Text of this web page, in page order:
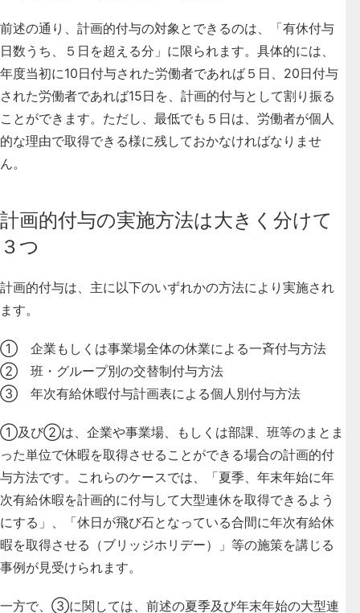
前述の通り、 計画的付与の対象とできるのは、「有休付与
日数うち、５日を超える分」に限られます。具体的には、
年度当初に10日付与された労働者であれば５日、20日付与
された労働者であれば15日を、計画的付与として割り振る
ことができます。ただし、最低でも５日は、労働者が個人
的な理由で取得できる様に残しておかなければなりませ
ん。
計画的付与の実施方法は大きく分けて
３つ
計画的付与は、主に以下のいずれかの方法により実施され
ます。
① 企業もしくは事業場全体の休業による一斉付与方法
② 班・グループ別の交替制付与方法
③ 年次有給休暇付与計画表による個人別付与方法
①及び②は、企業や事業場、もしくは部課、班等のまとま
った単位で休暇を取得させることができる場合の計画的付
与方法です。これらのケースでは、「夏季、年末年始に年
次有給休暇を計画的に付与して大型連休を取得できるよう
にする」、「休日が飛び石となっている合間に年次有給休
暇を取得させる（ブリッジホリデー）」等の施策を講じる
事例が見受けられます。
一方で、③に関しては、前述の夏季及び年末年始の大型連